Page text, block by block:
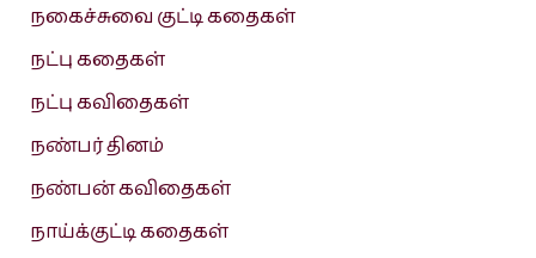
நகைச்சுவை குட்டி கதைகள்
நட்பு கதைகள்
நட்பு கவிதைகள்
நண்பர் தினம்
நண்பன் கவிதைகள்
நாய்க்குட்டி கதைகள்